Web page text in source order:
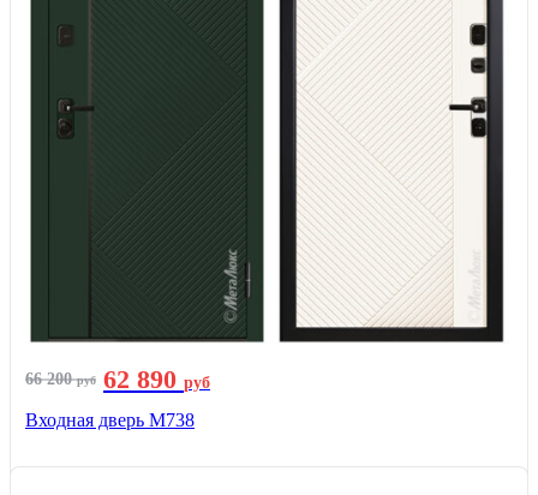
66 200руб 62 890 руб
Входная дверь М738